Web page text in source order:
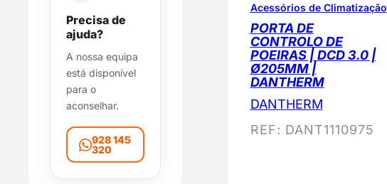
d
d
Precisa de
ajuda?
A nossa equipa
está disponível
para o
aconselhar.
928 145
320
Acessórios de Climatização
PORTA DE
CONTROLO DE
POEIRAS | DCD 3.0 |
Ø205MM |
DANTHERM
DANTHERM
REF: DANT1110975